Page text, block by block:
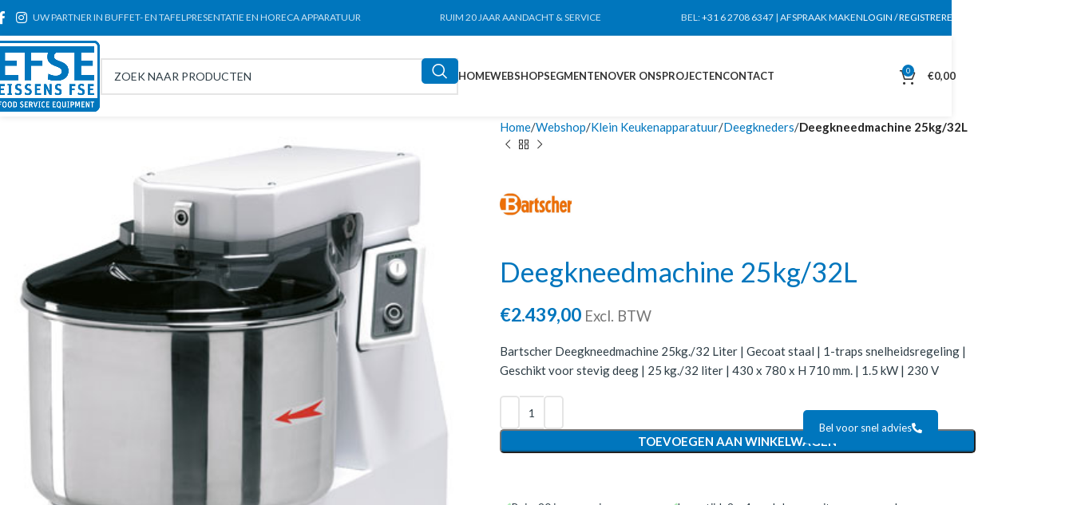
UW PARTNER IN BUFFET- EN TAFELPRESENTATIE EN HORECA APPARATUUR RUIM 20 JAAR AANDACHT & SERVICE BEL:+31 6 2708 6347 | AFSPRAAK MAKENLOGIN / REGISTREREN
HOMEWEBSHOPSEGMENTENOVER ONSPROJECTENCONTACT 0 €0,00
Home Webshop Klein Keukenapparatuur Deegkneders Deegkneedmachine 25kg/32L
Deegkneedmachine 25kg/32L
€2.439,00 Excl. BTW
Bartscher Deegkneedmachine 25kg./32 Liter | Gecoat staal | 1-traps snelheidsregeling |
Geschikt voor stevig deeg | 25 kg./32 liter | 430 x 780 x H 710 mm. | 1.5 kW | 230 V
TOEVOEGEN AAN WINKELWAGEN
Bel voor snel advies